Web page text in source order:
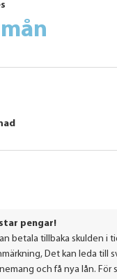
pengar!
betala tillbaka skulden i
Det kan leda till
och få nya lån.